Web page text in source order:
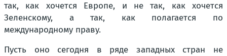
так, как хочется Европе, и не так, как хочется
Зеленскому, а так, как полагается по
международному праву.
Пусть оно сегодня в ряде западных стран не